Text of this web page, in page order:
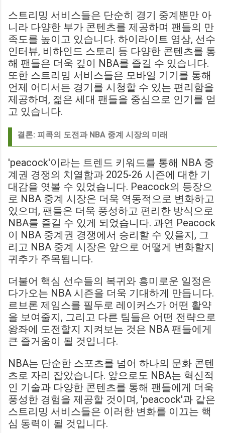
스트리밍 서비스들은 단순히 경기 중계뿐만 아
니라 다양한 부가 콘텐츠를 제공하며 팬들의 만
족도를 높이고 있습니다. 하이라이트 영상, 선수
인터뷰, 비하인드 스토리 등 다양한 콘텐츠를 통
해 팬들은 더욱 깊이 NBA를 즐길 수 있습니다.
또한 스트리밍 서비스들은 모바일 기기를 통해
언제 어디서든 경기를 시청할 수 있는 편리함을
제공하며, 젊은 세대 팬들을 중심으로 인기를 얻
고 있습니다.
결론: 피콕의 도전과 NBA 중계 시장의 미래
'peacock'이라는 트렌드 키워드를 통해 NBA 중
계권 경쟁의 치열함과 2025-26 시즌에 대한 기
대감을 엿볼 수 있었습니다. Peacock의 등장으
로 NBA 중계 시장은 더욱 역동적으로 변화하고
있으며, 팬들은 더욱 풍성하고 편리한 방식으로
NBA를 즐길 수 있게 되었습니다. 과연 Peacock
이 NBA 중계권 경쟁에서 승리할 수 있을지, 그
리고 NBA 중계 시장은 앞으로 어떻게 변화할지
귀추가 주목됩니다.
더불어 핵심 선수들의 복귀와 흥미로운 일정은
다가오는 NBA 시즌을 더욱 기대하게 만듭니다.
르브론 제임스를 필두로 레이커스가 어떤 활약
을 보여줄지, 그리고 다른 팀들은 어떤 전략으로
왕좌에 도전할지 지켜보는 것은 NBA 팬들에게
큰 즐거움이 될 것입니다.
NBA는 단순한 스포츠를 넘어 하나의 문화 콘텐
츠로 자리 잡았습니다. 앞으로도 NBA는 혁신적
인 기술과 다양한 콘텐츠를 통해 팬들에게 더욱
풍성한 경험을 제공할 것이며, 'peacock'과 같은
스트리밍 서비스들은 이러한 변화를 이끄는 핵
심 동력이 될 것입니다.